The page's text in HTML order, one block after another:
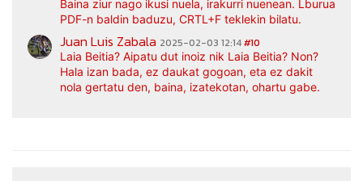
Baina ziur nago ikusi nuela, irakurri nuenean. Lburua
PDF-n baldin baduzu, CRTL+F teklekin bilatu.
Juan Luis Zabala 2025-02-03 12:14#10
Laia Beitia? Aipatu dut inoiz nik Laia Beitia? Non?
Hala izan bada, ez daukat gogoan, eta ez dakit
nola gertatu den, baina, izatekotan, ohartu gabe.